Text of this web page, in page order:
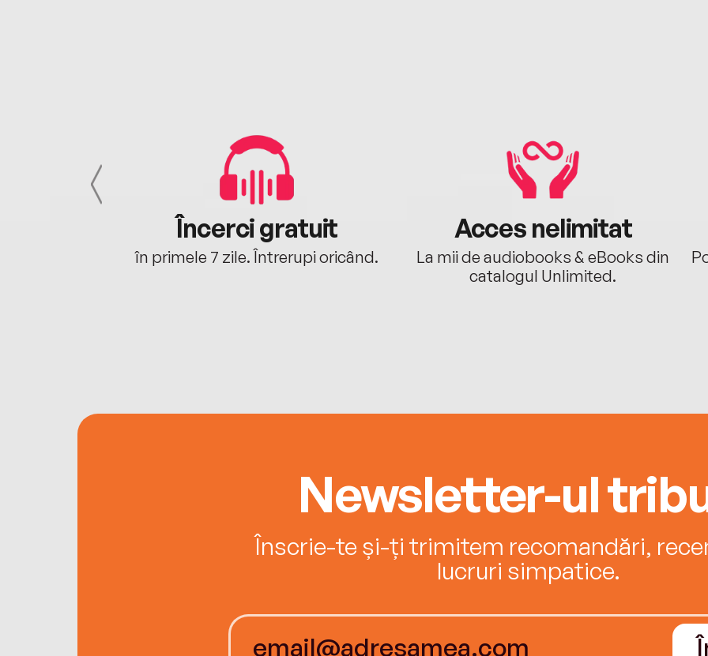
Încerci gratuit
în primele 7 zile. Întrerupi oricând.
Acces nelimitat
La mii de audiobooks & eBooks din
catalogul Unlimited.
Newsletter-ul
Înscrie-te și-ți trimitem recomandări,
lucruri simpatice.